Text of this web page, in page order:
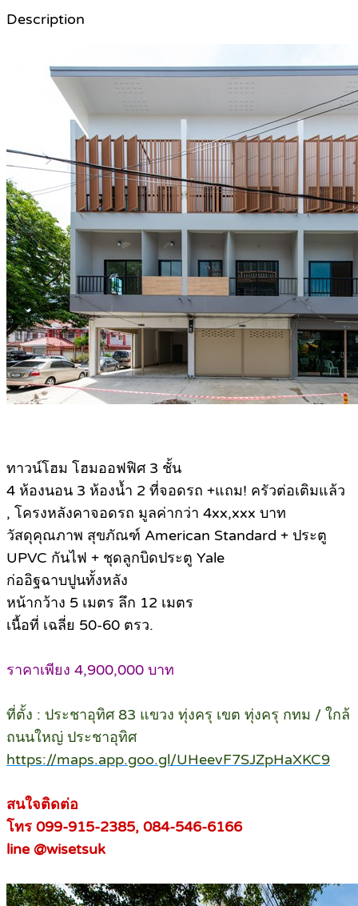
Description
ทาวน์โฮม โฮมออฟฟิศ 3 ชั้น
4 ห้องนอน 3 ห้องน้ำ 2 ที่จอดรถ +แถม! ครัวต่อเติมแล้ว
, โครงหลังคาจอดรถ มูลค่ากว่า 4xx,xxx บาท
วัสดุคุณภาพ สุขภัณฑ์ American Standard + ประตู
UPVC กันไฟ + ชุดลูกบิดประตู Yale
ก่ออิฐฉาบปูนทั้งหลัง
หน้ากว้าง 5 เมตร ลึก 12 เมตร
เนื้อที่ เฉลี่ย 50-60 ตรว.
ราคาเพียง 4,900,000 บาท
ที่ตั้ง : ประชาอุทิศ 83 แขวง ทุ่งครุ เขต ทุ่งครุ กทม / ใกล้
ถนนใหญ่ ประชาอุทิศ
https://maps.app.goo.gl/UHeevF7SJZpHaXKC9
สนใจติดต่อ
โทร 099-915-2385, 084-546-6166
line @wisetsuk